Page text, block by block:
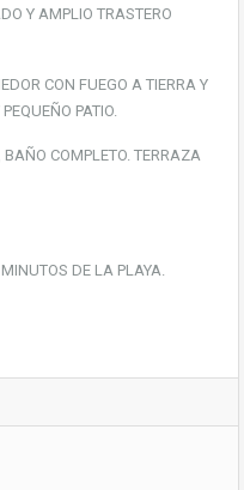
Y AMPLIO TRASTERO
CON FUEGO A TIERRA Y
PATIO.
COMPLETO. TERRAZA
DE LA PLAYA.